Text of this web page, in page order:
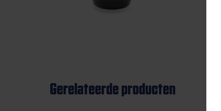
Gerelateerde producten